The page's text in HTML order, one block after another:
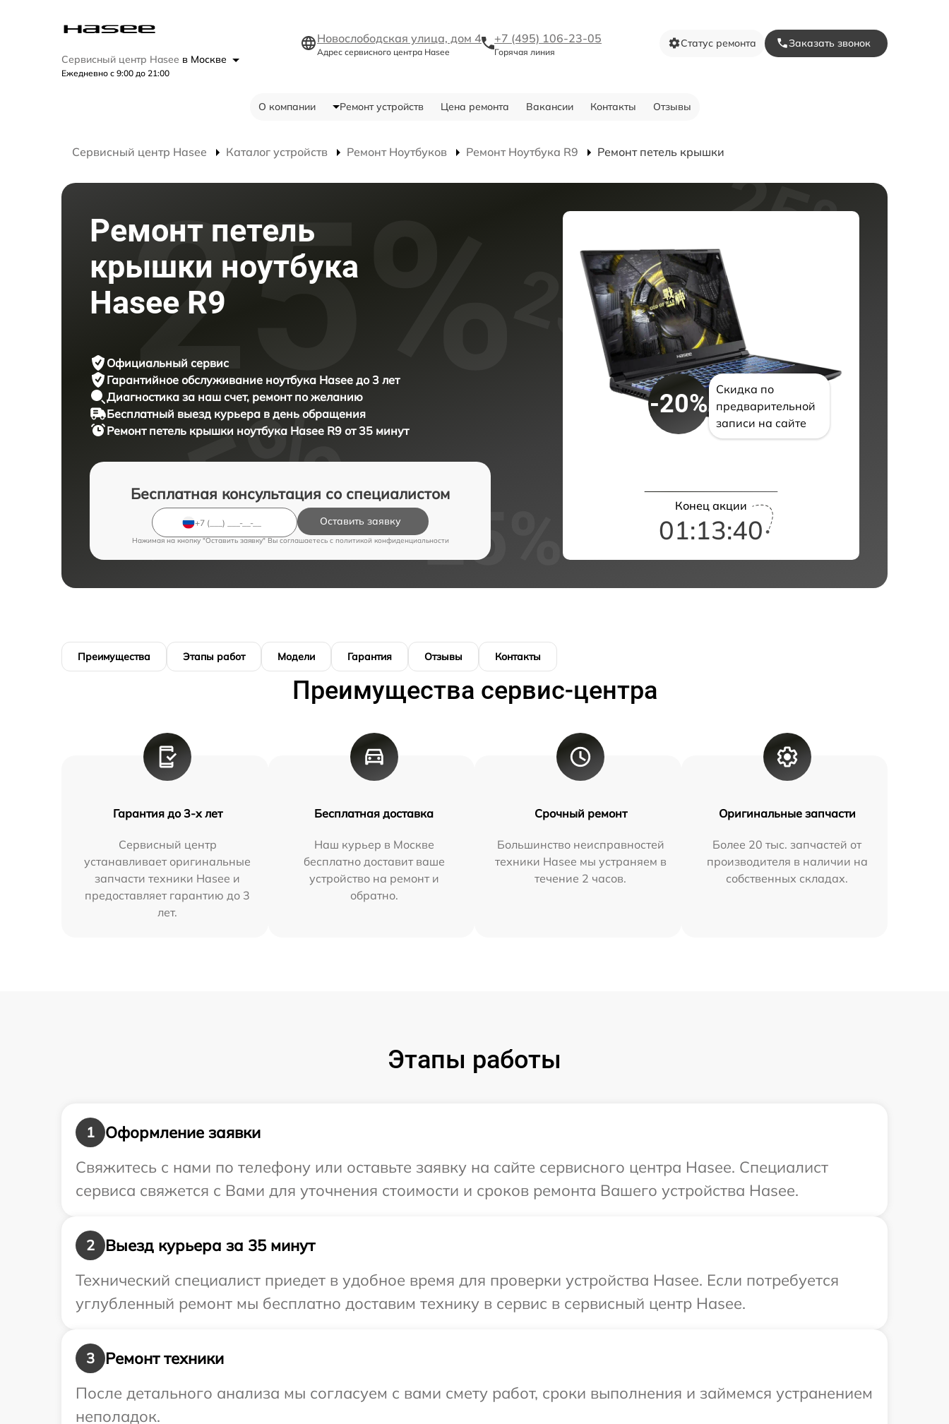
Сервисный центр Hasee в Москве
Ежедневно с 9:00 до 21:00
Новослободская улица, дом 4
Адрес сервисного центра Hasee
+7 (495) 106-23-05
Горячая линия
Статус ремонта Заказать звонок
О компании Ремонт устройств Цена ремонта Вакансии Контакты Отзывы
Сервисный центр Hasee Каталог устройств Ремонт Ноутбуков Ремонт Ноутбука R9 Ремонт петель крышки
Ремонт петель
крышки ноутбука
Hasee R9
Официальный сервис
Гарантийное обслуживание ноутбука Hasee до 3 лет
Диагностика за наш счет, ремонт по желанию
Бесплатный выезд курьера в день обращения
Ремонт петель крышки ноутбука Hasee R9 от 35 минут
Бесплатная консультация со специалистом
Оставить заявку
Нажимая на кнопку "Оставить заявку" Вы соглашаетесь c политикой конфиденциальности
-20%
Скидка по
предварительной
записи на сайте
Конец акции
01:13:39
Преимущества Этапы работ Модели Гарантия Отзывы Контакты
Преимущества сервис-центра
Гарантия до 3-х лет
Сервисный центр
устанавливает оригинальные
запчасти техники Hasee и
предоставляет гарантию до 3
лет.
Бесплатная доставка
Наш курьер в Москве
бесплатно доставит ваше
устройство на ремонт и
обратно.
Срочный ремонт
Большинство неисправностей
техники Hasee мы устраняем в
течение 2 часов.
Оригинальные запчасти
Более 20 тыс. запчастей от
производителя в наличии на
собственных складах.
Этапы работы
1
Оформление заявки
Свяжитесь с нами по телефону или оставьте заявку на сайте сервисного центра Hasee. Специалист
сервиса свяжется с Вами для уточнения стоимости и сроков ремонта Вашего устройства Hasee.
2
Выезд курьера за 35 минут
Технический специалист приедет в удобное время для проверки устройства Hasee. Если потребуется
углубленный ремонт мы бесплатно доставим технику в сервис в сервисный центр Hasee.
3
Ремонт техники
После детального анализа мы согласуем с вами смету работ, сроки выполнения и займемся устранением
неполадок.